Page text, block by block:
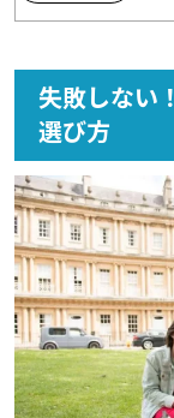
2.2
3社会人・大人
すめ
3.1Kaplan
3.2EC
4短期留学・観
4.1Kaplan
4.2OHC
4.3 EC
失敗しない
選び方